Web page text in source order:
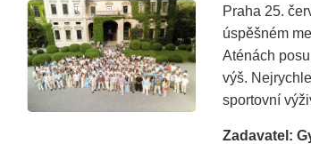
Praha 25.
úspěšném
Aténách
výš.
sportovní
Zadavatel: